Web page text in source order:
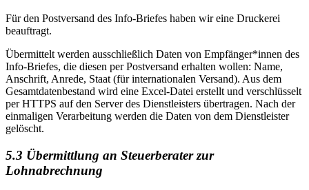
Für den Postversand des Info-Briefes haben wir eine Druckerei
beauftragt.
Übermittelt werden ausschließlich Daten von Empfänger*innen des
Info-Briefes, die diesen per Postversand erhalten wollen: Name,
Anschrift, Anrede, Staat (für internationalen Versand). Aus dem
Gesamtdatenbestand wird eine Excel-Datei erstellt und verschlüsselt
per HTTPS auf den Server des Dienstleisters übertragen. Nach der
einmaligen Verarbeitung werden die Daten von dem Dienstleister
gelöscht.
5.3 Übermittlung an Steuerberater zur
Lohnabrechnung